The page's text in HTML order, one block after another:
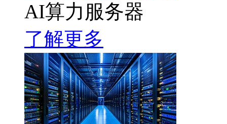
AI算力服务器
了解更多